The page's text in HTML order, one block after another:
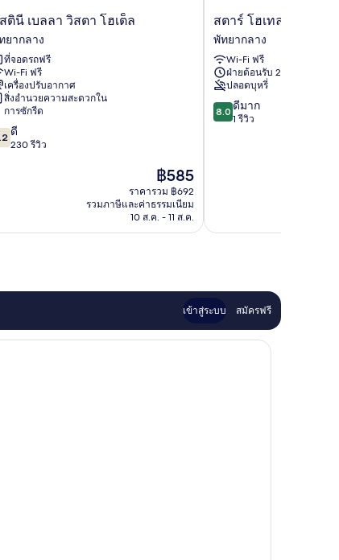
ล
า
เต็ล
าง
ตินี เบลลา วิสตา โฮเต็ล
ยากลาง
ที่จอดรถฟรี
Wi-Fi ฟรี
เครื่องปรับอากาศ
สิ่งอำนวยความสะดวกใน
การซักรีด
ก
ดี
230 รีวิว
ราคา
ปัจจุบัน
คือ
฿585
฿585
ราคารวม ฿692
รวมภาษีและค่าธรรมเนียม
10 ส.ค. - 11 ส.ค.
ส
ตาร์
โฮ
เทล
พัทยา
พัทยา
กลาง
สตาร์ โฮเทล พัทยา
พัทยากลาง
Wi-Fi ฟรี
ฝ่ายต้อนรับ 24 ชั่วโมง
ปลอดบุหรี่
8.0
จาก
8.0 ดีมาก
1 รีวิว
เข้าสู่ระบบ สมัครฟรี